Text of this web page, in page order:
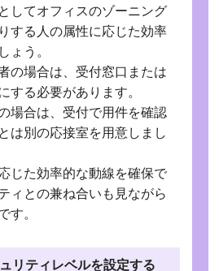
してオフィスのゾーニング
する人の属性に応じた効率
ょう。
の場合は、受付窓口または
する必要があります。
場合は、受付で用件を確認
は別の応接室を用意しまし
じた効率的な動線を確保で
ィとの兼ね合いも見ながら
。
リティレベルを設定する